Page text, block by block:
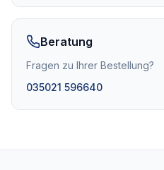
Beratung
Fragen zu Ihrer Bestellung?
035021 596640